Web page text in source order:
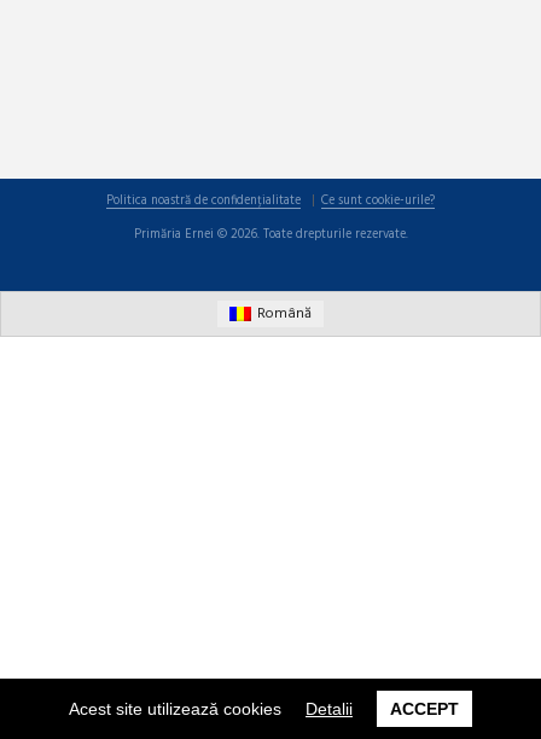
Acest site utilizează cookies Detalii ACCEPT
Politica noastră de confidențialitate
Ce sunt cookie-urile?
Primăria Ernei © 2026. Toate drepturile rezervate.
Română